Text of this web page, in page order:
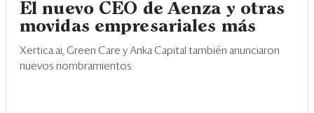
El nuevo CEO de Aenza y otras
movidas empresariales más
Xertica.ai, Green Care y Anka Capital también anunciaron
nuevos nombramientos.